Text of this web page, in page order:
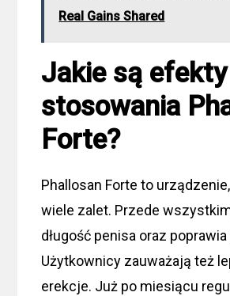
Real Gains Shared
Jakie są efekty
stosowania
Forte?
Phallosan Forte to
wiele zalet. Przede
długość penisa oraz
Użytkownicy zauważają też
erekcje. Już po miesiącu